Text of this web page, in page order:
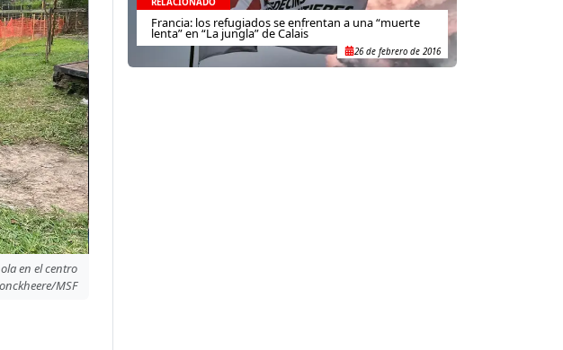
en el centro
MSF
Francia: los refugiados se enfrentan a una “muerte
lenta” en “La jungla” de Calais
26 de febrero de 2016